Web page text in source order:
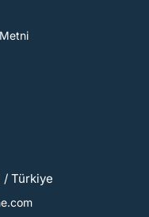
/ Türkiye